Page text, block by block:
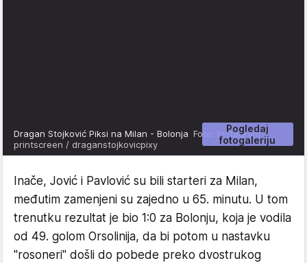
Pogledaj
fotogaleriju
Dragan Stojković Piksi na Milan - Bolonja Foto: Instagram
printscreen / draganstojkovicpixy
Inače, Jović i Pavlović su bili starteri za Milan,
međutim zamenjeni su zajedno u 65. minutu. U tom
trenutku rezultat je bio 1:0 za Bolonju, koja je vodila
od 49. golom Orsolinija, da bi potom u nastavku
"rosoneri" došli do pobede preko dvostrukog